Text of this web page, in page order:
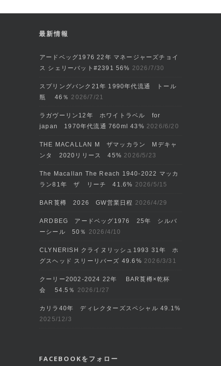
最新情報
アードベッグ1976 22年 マネージャーズチョイ
ス シェリーバット#2391 56% 2026/7/30
スプリングバンク21年 1990年代流通 トール
瓶 46％ 2026/7/21
ラガヴーリン12年 ホワイトラベル for
japan 1970年代流通 760ml 43% 2026/6/20
THE MACALLAN M ザマッカラン Mデキャ
ンタ 2020リリース 45% 2026/5/23
The Macallan The Reach 1940-2022 マッカ
ラン81年 ザ リーチ 41.6% 2026/5/15
BAR莨樽 2026 GW営業日程 2026/4/29
ARDBEG アードベッグ1976 25年 シルバ
ーシール 50％ 2026/4/10
CLYNERISH クライヌリッシュ1993 31年 ホ
グスヘッド スリーリバーズ 49.6% 2026/3/31
クーリー2002‐2024 22年 BAR莨樽×乾杯
会 54.5％ 2026/1/27
カリラ40年 ディレクターズスペシャル 49.1%
2025/12/3
FACEBOOKをフォロー